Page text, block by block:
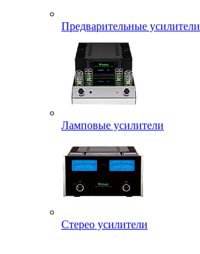
Предварительные усилители
Ламповые усилители
Стерео усилители